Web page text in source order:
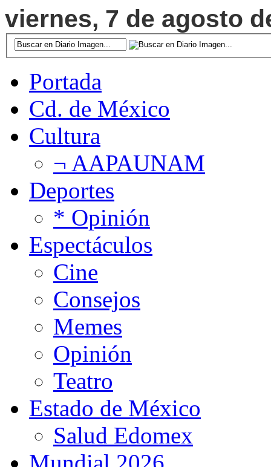
viernes, 7 de agosto
Portada
Cd. de México
Cultura
¬ AAPAUNAM
Deportes
* Opinión
Espectáculos
Cine
Consejos
Memes
Opinión
Teatro
Estado de México
Salud Edomex